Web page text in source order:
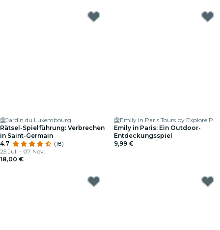
Jardin du Luxembourg
Rätsel-Spielführung: Verbrechen
in Saint-Germain
4.7
(18)
25 Juli - 07 Nov.
18,00 €
Emily in Paris Tours by Explore Paris Tours
Emily in Paris: Ein Outdoor-
Entdeckungsspiel
9,99 €